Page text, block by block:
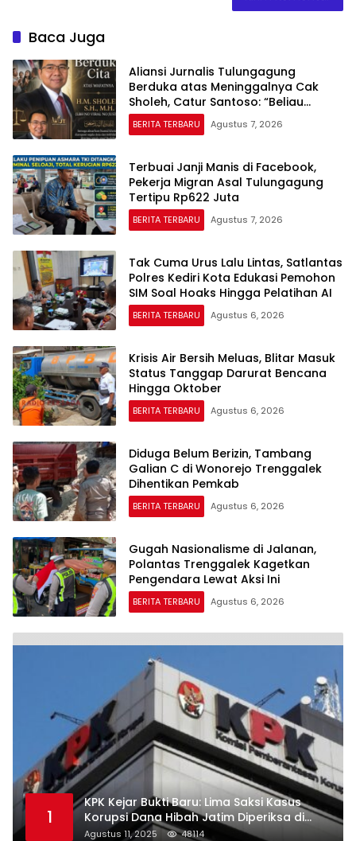
Baca Juga
Aliansi Jurnalis Tulungagung
Berduka atas Meninggalnya Cak
Sholeh, Catur Santoso: “Beliau
Pejuang Keadilan yang Vokal”
BERITA TERBARU Agustus 7, 2026
Terbuai Janji Manis di Facebook,
Pekerja Migran Asal Tulungagung
Tertipu Rp622 Juta
BERITA TERBARU Agustus 7, 2026
Tak Cuma Urus Lalu Lintas, Satlantas
Polres Kediri Kota Edukasi Pemohon
SIM Soal Hoaks Hingga Pelatihan AI
BERITA TERBARU Agustus 6, 2026
Krisis Air Bersih Meluas, Blitar Masuk
Status Tanggap Darurat Bencana
Hingga Oktober
BERITA TERBARU Agustus 6, 2026
Diduga Belum Berizin, Tambang
Galian C di Wonorejo Trenggalek
Dihentikan Pemkab
BERITA TERBARU Agustus 6, 2026
Gugah Nasionalisme di Jalanan,
Polantas Trenggalek Kagetkan
Pengendara Lewat Aksi Ini
BERITA TERBARU Agustus 6, 2026
1
KPK Kejar Bukti Baru: Lima Saksi Kasus
Korupsi Dana Hibah Jatim Diperiksa di
Trenggalek
Agustus 11, 2025 48114